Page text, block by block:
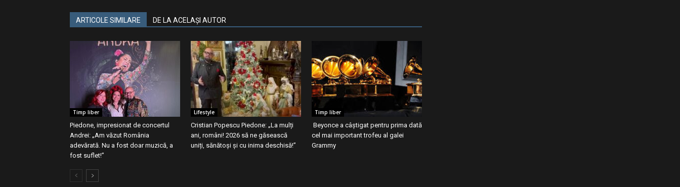
ARTICOLE SIMILARE DE LA ACELAȘI AUTOR
Timp liber
Piedone, impresionat de concertul
Andrei: „Am văzut România
adevărată. Nu a fost doar muzică, a
fost suflet!”
Lifestyle
Cristian Popescu Piedone: „La mulți
ani, români! 2026 să ne găsească
uniți, sănătoși și cu inima deschisă!”
Timp liber
Beyonce a câștigat pentru prima dată
cel mai important trofeu al galei
Grammy